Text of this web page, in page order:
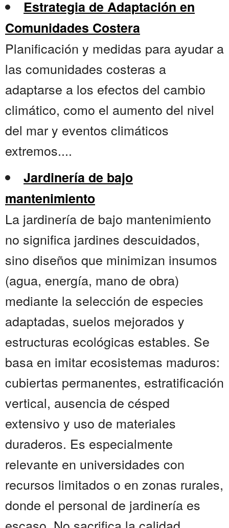
Estrategia de Adaptación en
Comunidades Costera
Planificación y medidas para ayudar a
las comunidades costeras a
adaptarse a los efectos del cambio
climático, como el aumento del nivel
del mar y eventos climáticos
extremos....
Jardinería de bajo
mantenimiento
La jardinería de bajo mantenimiento
no significa jardines descuidados,
sino diseños que minimizan insumos
(agua, energía, mano de obra)
mediante la selección de especies
adaptadas, suelos mejorados y
estructuras ecológicas estables. Se
basa en imitar ecosistemas maduros:
cubiertas permanentes, estratificación
vertical, ausencia de césped
extensivo y uso de materiales
duraderos. Es especialmente
relevante en universidades con
recursos limitados o en zonas rurales,
donde el personal de jardinería es